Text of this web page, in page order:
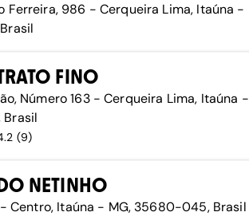
Ferreira, 986 - Cerqueira Lima, Itaúna -
FINO
Número 163 - Cerqueira Lima, Itaúna -
(9)
NETINHO
- Centro, Itaúna - MG, 35680-045, Brasil